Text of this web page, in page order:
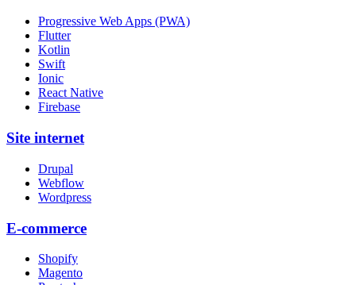
Progressive Web Apps (PWA)
Flutter
Kotlin
Swift
Ionic
React Native
Firebase
Site internet
Drupal
Webflow
Wordpress
E-commerce
Shopify
Magento